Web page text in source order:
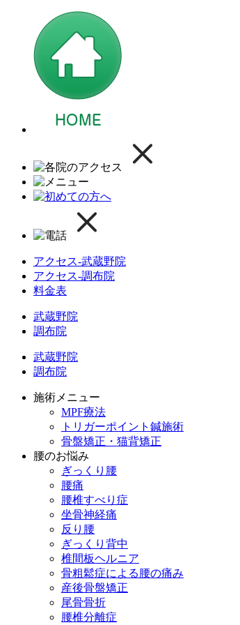
アクセス-武蔵野院
アクセス-調布院
料金表
武蔵野院
調布院
武蔵野院
調布院
施術メニュー
MPF療法
トリガーポイント鍼施術
骨盤矯正・猫背矯正
腰のお悩み
ぎっくり腰
腰痛
腰椎すべり症
坐骨神経痛
反り腰
ぎっくり背中
椎間板ヘルニア
骨粗鬆症による腰の痛み
産後骨盤矯正
尾骨骨折
腰椎分離症